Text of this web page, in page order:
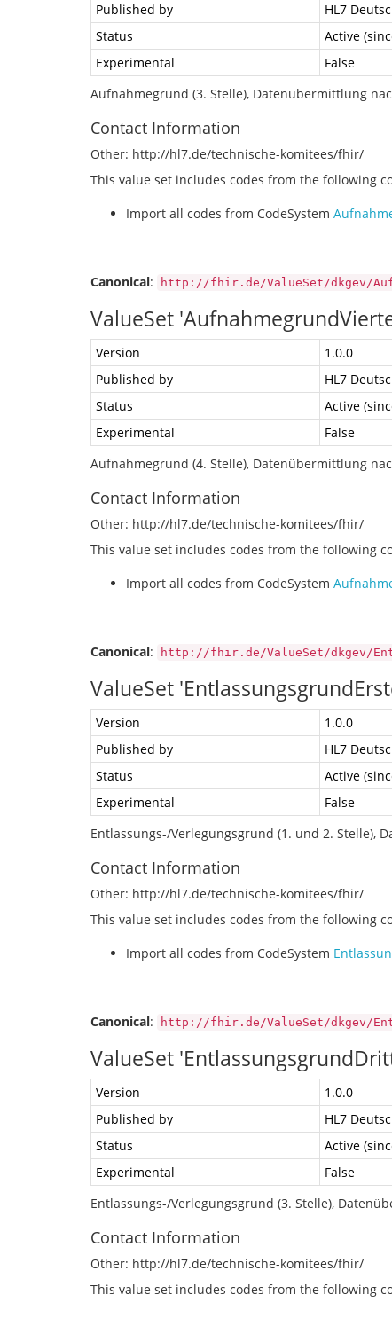
Published by
HL7
Status
Active
Experimental
False
Aufnahmegrund (3. Stelle), Datenübermittlung
Contact Information
Other: http://hl7.de/technische-komitees/fhir/
This value set includes codes from the following
Import all codes from CodeSystem
Canonical: http://fhir.de/ValueSet/dkgev/
ValueSet
Version
1.0.0
Published by
HL7
Status
Active
Experimental
False
Aufnahmegrund (4. Stelle), Datenübermittlung
Contact Information
Other: http://hl7.de/technische-komitees/fhir/
This value set includes codes from the following
Import all codes from CodeSystem
Canonical: http://fhir.de/ValueSet/dkgev/
ValueSet
Version
1.0.0
Published by
HL7
Status
Active
Experimental
False
Entlassungs-/Verlegungsgrund (1. und 2. Stelle),
Contact Information
Other: http://hl7.de/technische-komitees/fhir/
This value set includes codes from the following
Import all codes from CodeSystem
Canonical: http://fhir.de/ValueSet/dkgev/
ValueSet
Version
1.0.0
Published by
HL7
Status
Active
Experimental
False
Entlassungs-/Verlegungsgrund (3. Stelle),
Contact Information
Other: http://hl7.de/technische-komitees/fhir/
This value set includes codes from the following